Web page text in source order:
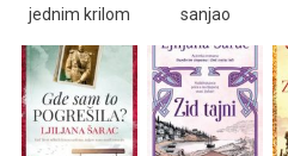
jednim krilom
sanjao